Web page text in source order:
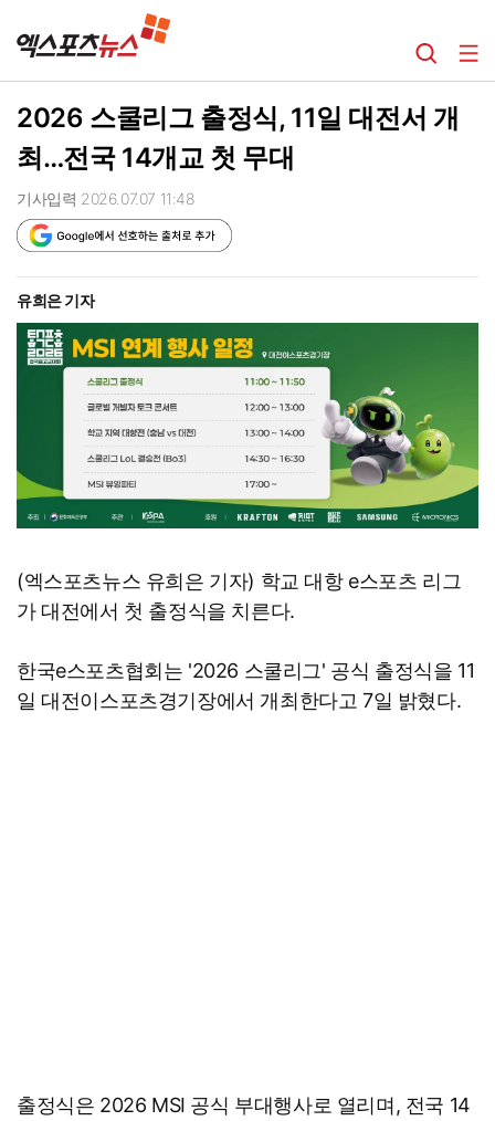
2026 스쿨리그 출정식, 11일 대전서 개
최…전국 14개교 첫 무대
기사입력 2026.07.07 11:48
유희은 기자
(엑스포츠뉴스 유희은 기자) 학교 대항 e스포츠 리그
가 대전에서 첫 출정식을 치른다.
한국e스포츠협회는 '2026 스쿨리그' 공식 출정식을 11
일 대전이스포츠경기장에서 개최한다고 7일 밝혔다.
출정식은 2026 MSI 공식 부대행사로 열리며, 전국 14